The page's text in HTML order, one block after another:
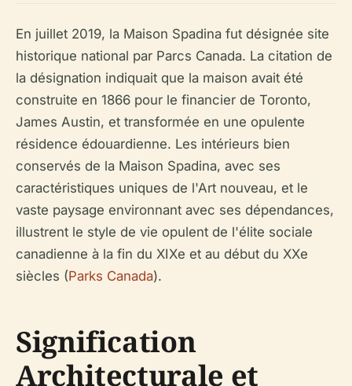
En juillet 2019, la Maison Spadina fut désignée site
historique national par Parcs Canada. La citation de
la désignation indiquait que la maison avait été
construite en 1866 pour le financier de Toronto,
James Austin, et transformée en une opulente
résidence édouardienne. Les intérieurs bien
conservés de la Maison Spadina, avec ses
caractéristiques uniques de l'Art nouveau, et le
vaste paysage environnant avec ses dépendances,
illustrent le style de vie opulent de l'élite sociale
canadienne à la fin du XIXe et au début du XXe
siècles (Parks Canada).
Signification
Architecturale et